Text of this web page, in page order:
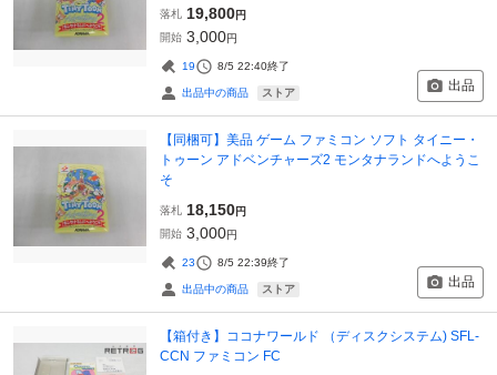
落札 19,800円
開始 3,000円
19 8/5 22:40終了
出品中の商品 ストア 出品
【同梱可】美品 ゲーム ファミコン ソフト タイニー・
トゥーン アドベンチャーズ2 モンタナランドへようこ
そ
落札 18,150円
開始 3,000円
23 8/5 22:39終了
出品中の商品 ストア 出品
【箱付き】ココナワールド （ディスクシステム) SFL-
CCN ファミコン FC